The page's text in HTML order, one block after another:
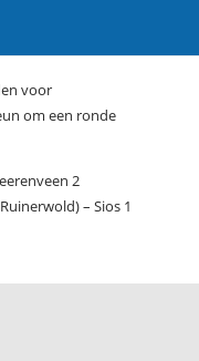
voor
om een ronde
2
– Sios 1